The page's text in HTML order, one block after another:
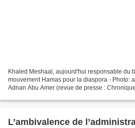
Khaled Meshaal, aujourd'hui responsable du
mouvement Hamas pour la diaspora - Photo:
Adnan Abu Amer (revue de presse :
L’ambivalence de